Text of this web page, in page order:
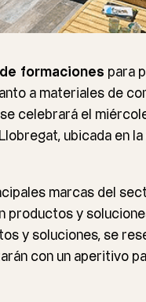
formaciones para
a materiales de
celebrará el
ubicada en
marcas del
productos y
y soluciones, se
con un aperitivo